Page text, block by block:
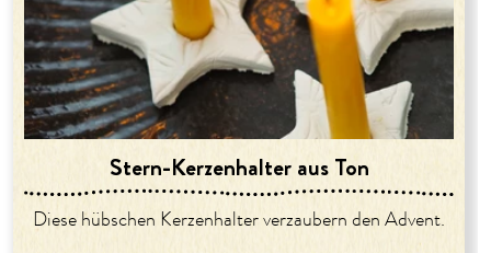
Stern-Kerzenhalter aus Ton
Diese hübschen Kerzenhalter verzaubern den Advent.